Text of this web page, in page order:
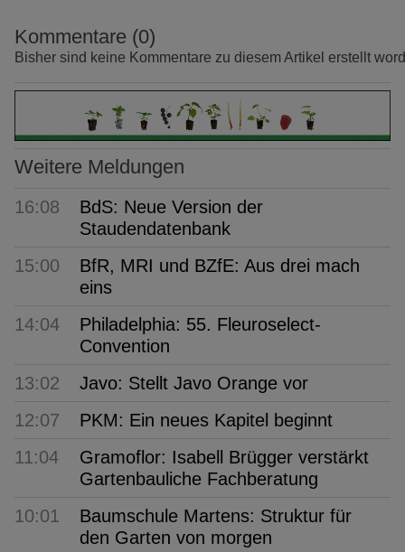
Kommentare (0)
Bisher sind keine Kommentare zu diesem Artikel erstellt
Weitere Meldungen
16:08
BdS: Neue Version der
Staudendatenbank
15:00
BfR, MRI und BZfE: Aus drei mach
eins
14:04
Philadelphia: 55. Fleuroselect-
Convention
13:02
Javo: Stellt Javo Orange vor
12:07
PKM: Ein neues Kapitel beginnt
11:04
Gramoflor: Isabell Brügger verstärkt
Gartenbauliche Fachberatung
10:01
Baumschule Martens: Struktur für
den Garten von morgen